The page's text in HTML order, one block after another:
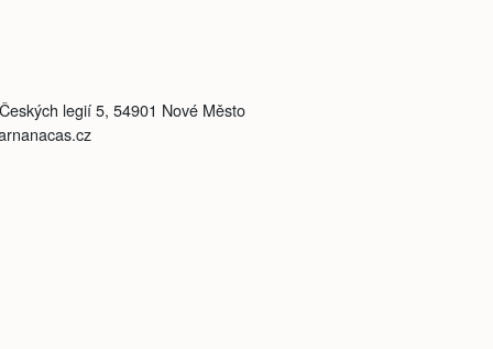
legií 5, 54901 Nové Město